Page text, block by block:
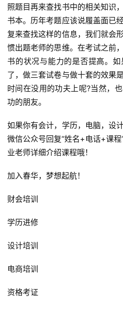
照题目再来查找书中的相关知识
书本。历年考题应该说履盖面已
复来查找这样的信息，我们就会
惯出题老师的思维。在考试之前
书的状况与能力的是否提高。
了，做三套试卷与做十套的效果
时间在没用的功夫上呢?当然，
功的朋友。
如果你有会计，学历，电脑，设
微信公众号回复“姓名+电话+课
业老师详细介绍课程哦！
加入春华，梦想起航！
财会培训
学历进修
设计培训
电商培训
资格考证